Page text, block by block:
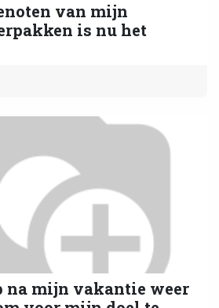
van mijn
is nu het
na mijn vakantie weer